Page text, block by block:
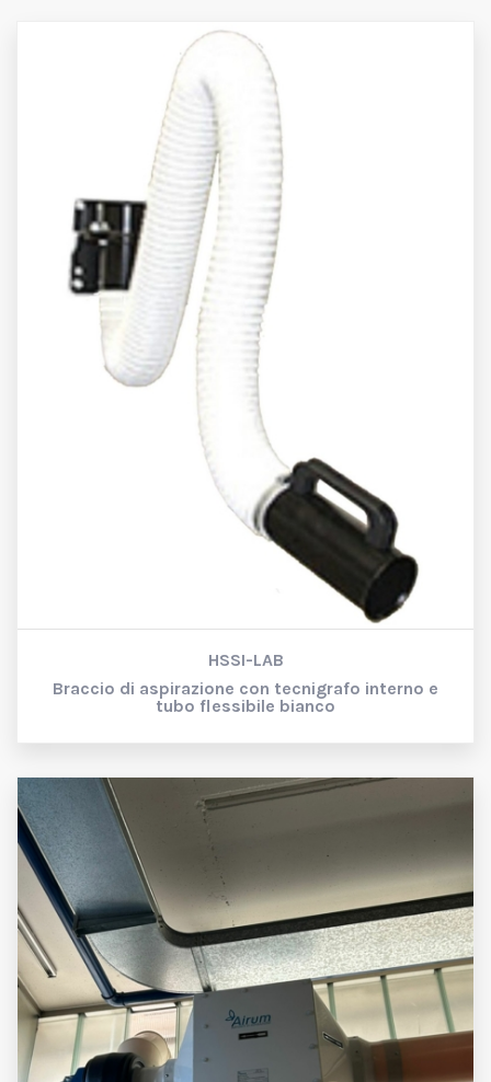
HSSI-LAB
Braccio di aspirazione con tecnigrafo interno e
tubo flessibile bianco